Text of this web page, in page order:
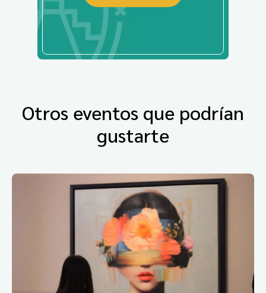
Otros eventos que podrían
gustarte